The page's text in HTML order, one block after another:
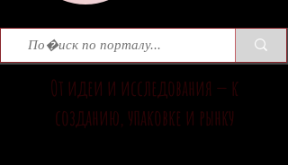
От идеи и исследования — к
созданию, упаковке и рынку